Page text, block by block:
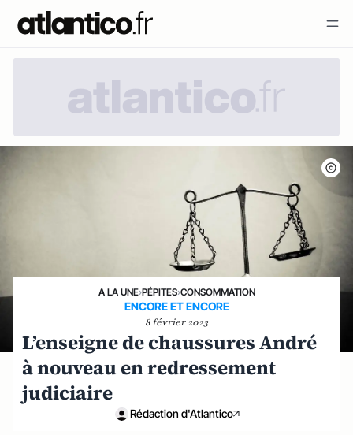
A LA UNE›PÉPITES›CONSOMMATION
ENCORE ET ENCORE
8 février 2023
L’enseigne de chaussures André
à nouveau en redressement
judiciaire
Rédaction d'Atlantico